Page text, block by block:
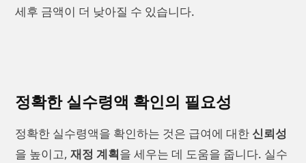
세후 금액이 더 낮아질 수 있습니다.
정확한 실수령액 확인의 필요성
정확한 실수령액을 확인하는 것은 급여에 대한 신뢰성
을 높이고, 재정 계획을 세우는 데 도움을 줍니다. 실수